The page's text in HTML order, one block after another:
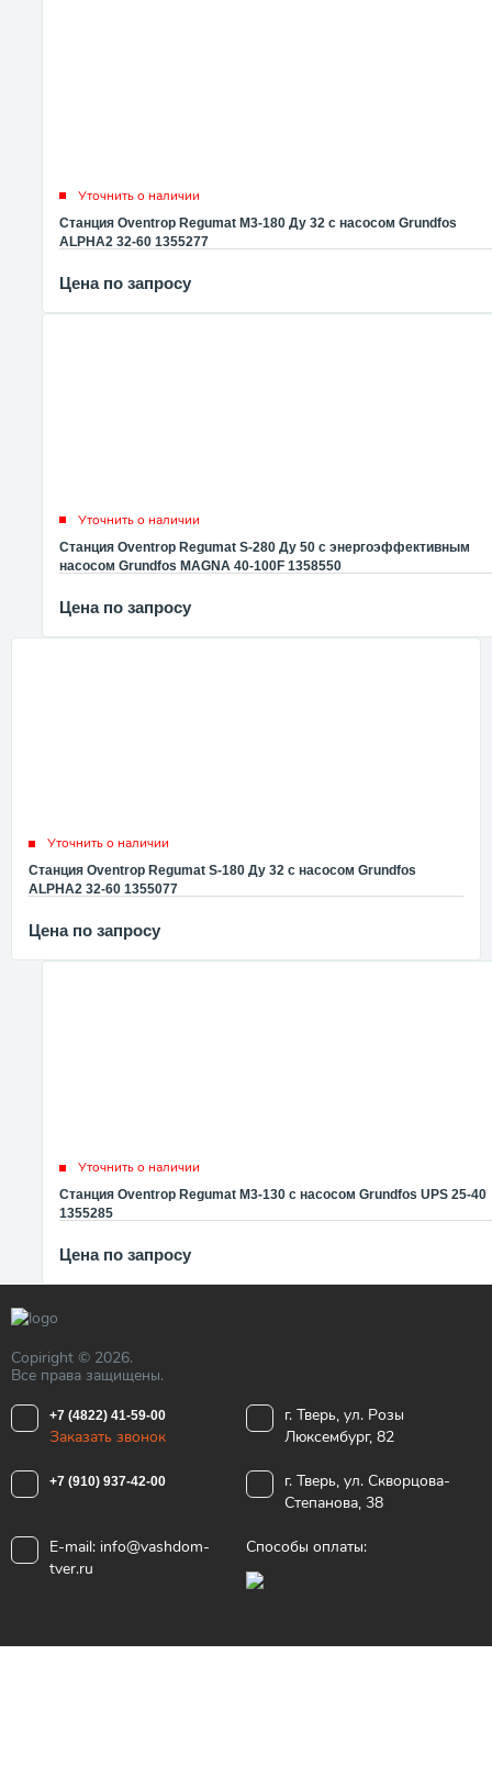
Уточнить о наличии
Станция Oventrop Regumat M3-180 Ду 32 с насосом Grundfos
ALPHA2 32-60 1355277
Цена по запросу
Уточнить о наличии
Станция Oventrop Regumat S-280 Ду 50 с энергоэффективным
насосом Grundfos MAGNA 40-100F 1358550
Цена по запросу
Уточнить о наличии
Станция Oventrop Regumat S-180 Ду 32 с насосом Grundfos
ALPHA2 32-60 1355077
Цена по запросу
Уточнить о наличии
Станция Oventrop Regumat M3-130 с насосом Grundfos UPS 25-40
1355285
Цена по запросу
Copiright © 2026.
Все права защищены.
+7 (4822) 41-59-00
Заказать звонок
г. Тверь, ул. Розы
Люксембург, 82
+7 (910) 937-42-00
г. Тверь, ул. Скворцова-
Степанова, 38
E-mail: info@vashdom-
tver.ru
Способы оплаты: